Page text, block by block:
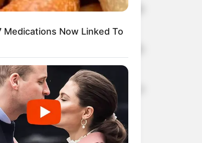
falso. Três celulares que
para justificar a posse do
onde foram ouvidos e
9.613/98.
Now Linked To